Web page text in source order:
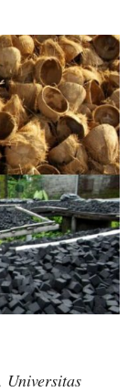
Universitas